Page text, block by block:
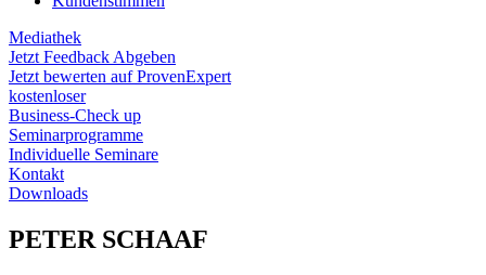
Mediathek
Jetzt Feedback Abgeben
Jetzt bewerten auf ProvenExpert
kostenloser
Business-Check up
Seminarprogramme
Individuelle Seminare
Kontakt
Downloads
PETER SCHAAF